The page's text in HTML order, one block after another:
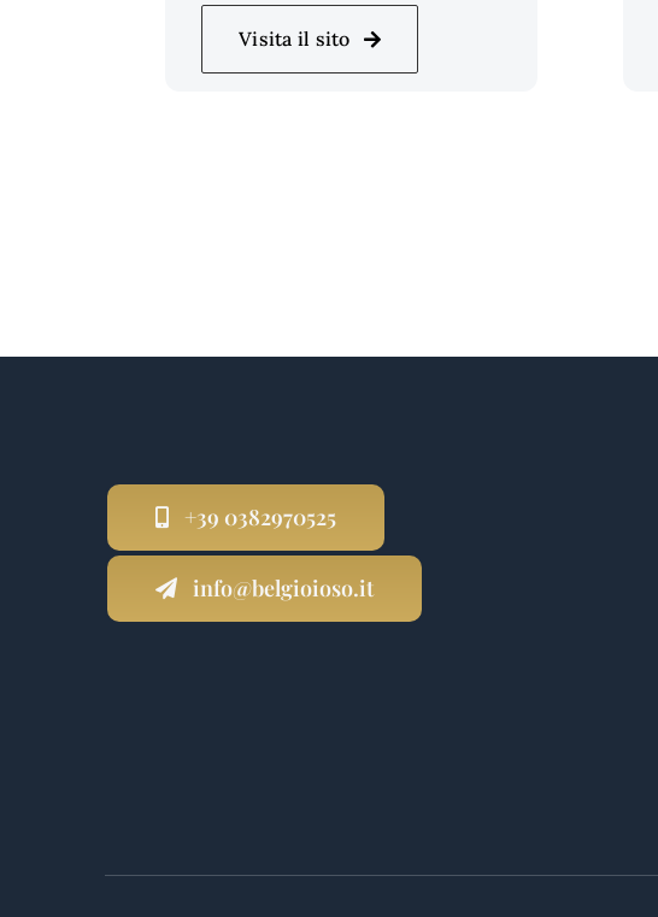
Visita il sito
+39 0382970525
info@belgioioso.it